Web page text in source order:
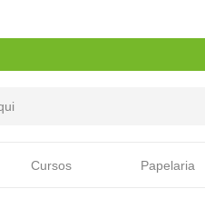
Cursos Papelaria